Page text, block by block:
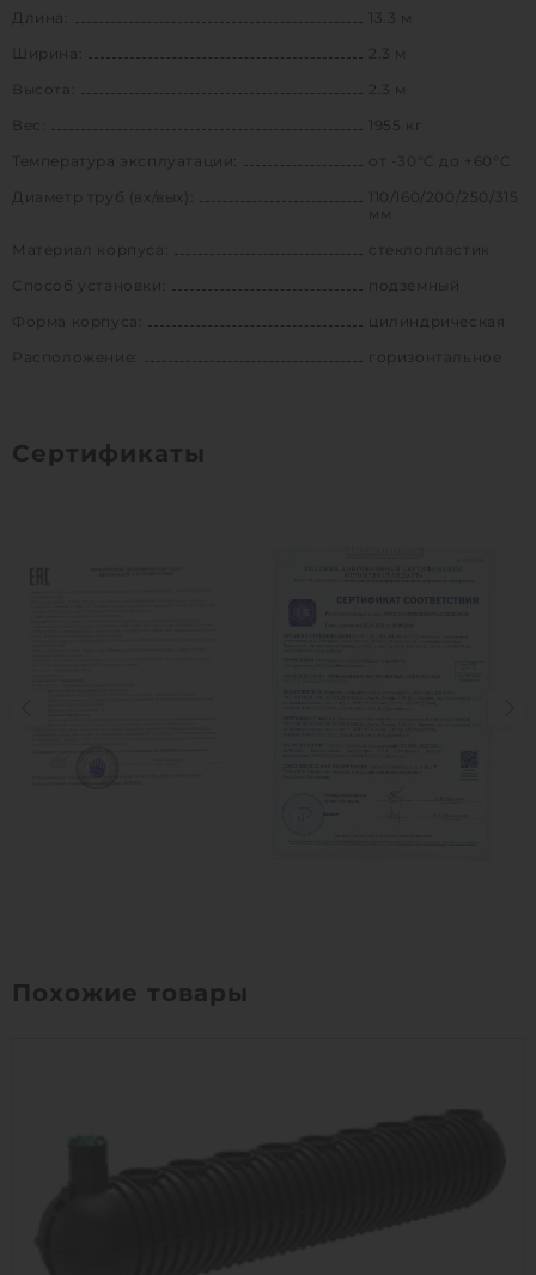
Длина:
13.3 м
Ширина:
2.3 м
Высота:
2.3 м
1955 кг
Температура эксплуатации:
от -30°C до +60°C
Диаметр труб (вх/вых):
110/160/200/250/315
мм
Материал корпуса:
стеклопластик
Способ установки:
подземный
Форма корпуса:
цилиндрическая
Расположение:
горизонтальное
Сертификаты
Похожие товары